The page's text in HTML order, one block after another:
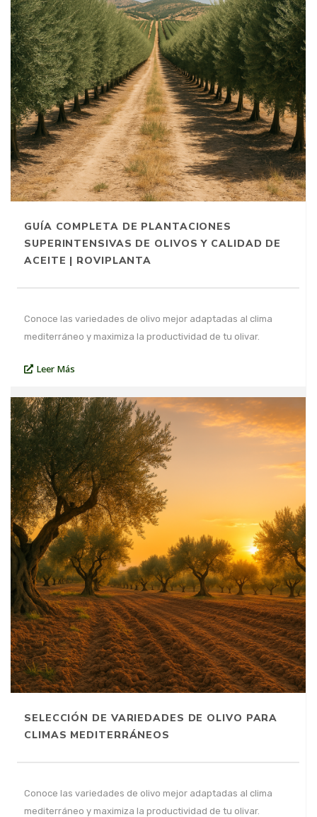
GUÍA COMPLETA DE PLANTACIONES
SUPERINTENSIVAS DE OLIVOS Y CALIDAD DE
ACEITE | ROVIPLANTA
Conoce las variedades de olivo mejor adaptadas al clima
mediterráneo y maximiza la productividad de tu olivar.
Leer Más
SELECCIÓN DE VARIEDADES DE OLIVO PARA
CLIMAS MEDITERRÁNEOS
Conoce las variedades de olivo mejor adaptadas al clima
mediterráneo y maximiza la productividad de tu olivar.